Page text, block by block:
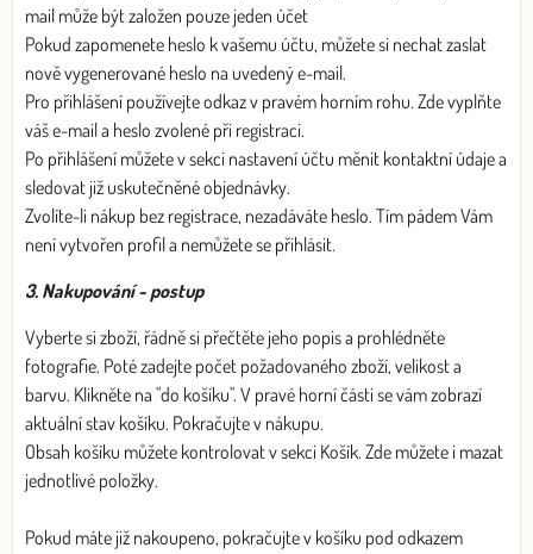
mail může být založen pouze jeden účet
Pokud zapomenete heslo k vašemu účtu, můžete si nechat zaslat
nově vygenerované heslo na uvedený e-mail.
Pro přihlášení používejte odkaz v pravém horním rohu. Zde vyplňte
váš e-mail a heslo zvolené při registraci.
Po přihlášení můžete v sekci nastavení účtu měnit kontaktní údaje a
sledovat již uskutečněné objednávky.
Zvolíte-li nákup bez registrace, nezadáváte heslo. Tím pádem Vám
není vytvořen profil a nemůžete se přihlásit.
3. Nakupování - postup
Vyberte si zboží, řádně si přečtěte jeho popis a prohlédněte
fotografie. Poté zadejte počet požadovaného zboží, velikost a
barvu. Klikněte na "do košíku". V pravé horní části se vám zobrazí
aktuální stav košíku. Pokračujte v nákupu.
Obsah košíku můžete kontrolovat v sekci Košík. Zde můžete i mazat
jednotlivé položky.
Pokud máte již nakoupeno, pokračujte v košíku pod odkazem